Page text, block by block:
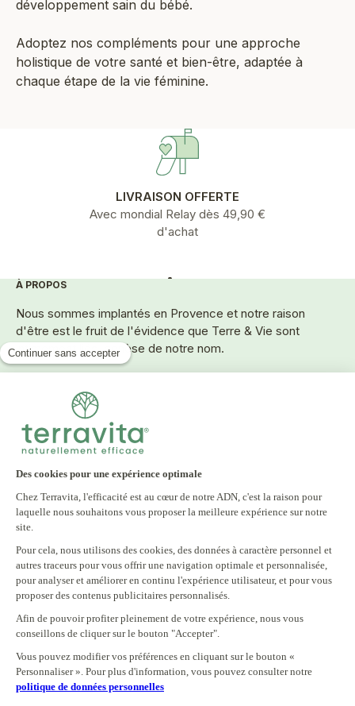
développement sain du bébé.
Adoptez nos compléments pour une approche
holistique de votre santé et bien-être, adaptée à
chaque étape de la vie féminine.
LIVRAISON OFFERTE
Avec mondial Relay dès 49,90 €
d'achat
À PROPOS
Nous sommes implantés en Provence et notre raison
d'être est le fruit de l'évidence que Terre & Vie sont
intimement liés, genèse de notre nom.
SERVICES
NEWSLETTER
Inscrivez-vous à notre newsletter et recevez tous
nos bons plans
E-mail
S'INSCRIRE
En vous inscrivant à notre newsletter, vous acceptez notre politique
de confidentialité.